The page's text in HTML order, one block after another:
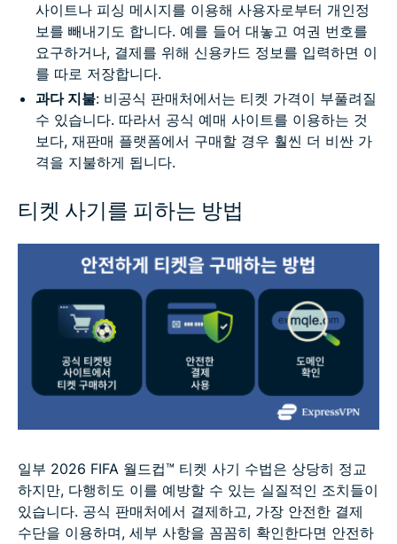
사이트나 피싱 메시지를 이용해 사용자로부터 개인정
보를 빼내기도 합니다. 예를 들어 대놓고 여권 번호를
요구하거나, 결제를 위해 신용카드 정보를 입력하면 이
를 따로 저장합니다.
과다 지불: 비공식 판매처에서는 티켓 가격이 부풀려질
수 있습니다. 따라서 공식 예매 사이트를 이용하는 것
보다, 재판매 플랫폼에서 구매할 경우 훨씬 더 비싼 가
격을 지불하게 됩니다.
티켓 사기를 피하는 방법
일부 2026 FIFA 월드컵™ 티켓 사기 수법은 상당히 정교
하지만, 다행히도 이를 예방할 수 있는 실질적인 조치들이
있습니다. 공식 판매처에서 결제하고, 가장 안전한 결제
수단을 이용하며, 세부 사항을 꼼꼼히 확인한다면 안전하